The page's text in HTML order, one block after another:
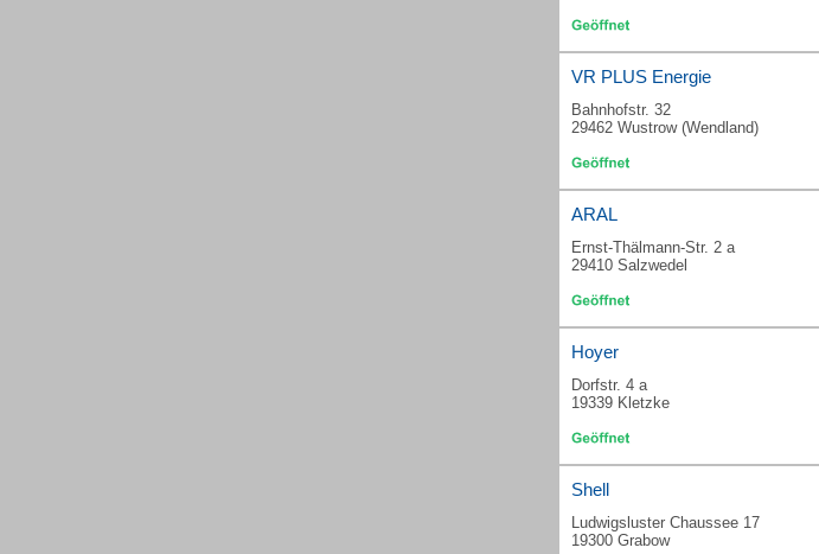
VR PLUS Energie
Bahnhofstr. 32
29462 Wustrow (Wendland)
ARAL
Ernst-Thälmann-Str. 2 a
29410 Salzwedel
Hoyer
Dorfstr. 4 a
19339 Kletzke
Shell
Ludwigsluster Chaussee 17
19300 Grabow